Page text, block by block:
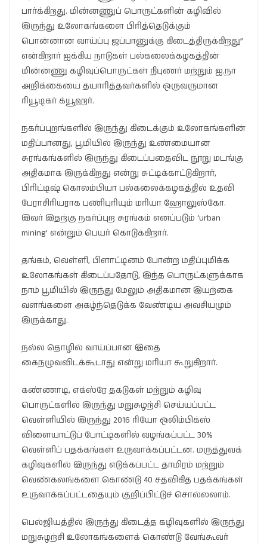
பார்க்கிறது. மின்னணுப் பொருட்களின் கழிவில்
இருந்து உலோகங்களை பிரித்தெடுக்கும்
பொன்னான வாய்ப்பு ஜப்பானுக்கு கிடைத்திருக்கிறது”
என்கிறார் ஐக்கிய நாடுகள் பல்கலைக்கழகத்தின்
மின்னணு கழிவுப்பொருட்கள் நிபுணர் மற்றும் ஐ.நா
அறிக்கையை தயாரித்தவர்களில் ஒருவருமான
ரியூடிகர் க்யூஹர்.
நகர்ப்புறங்களில் இருந்து கிடைக்கும் உலோகங்களின்
மதிப்பானது, பூமியில் இருந்து உண்மையான
சுரங்கங்களில் இருந்து கிடைப்பதைவிட நூறு மடங்கு
அதிகமாக இருக்கிறது என்று சுட்டிக்காட்டுகிறார்,
பிரிட்டிஷ் கொலம்பியா பல்கலைக்கழகத்தில் உதவி
பேராசிரியராக பணிபுரியும் மரியா ஹோலுஸ்கோ.
இவர் இதற்கு நகர்ப்புற சுரங்கம் எனப்படும் ‘urban
mining’ என்றும் பெயர் கொடுக்கிறார்.
தங்கம், வெள்ளி, பிளாட்டினம் போன்ற மதிப்புமிக்க
உலோகங்கள் கிடைப்பதோடு, இந்த பொருட்களுக்காக
நாம் பூமியில் இருந்து மேலும் அதிகமான இயற்கை
வளங்களை அகழ்ந்தெடுக்க வேண்டிய அவசியமும்
இருக்காது.
நல்ல தொழில் வாய்ப்பான இதை
கைநழுவவிடக்கூடாது என்று மரியா கூறுகிறார்.
கண்ணாடி, எக்ஸ்ரே தகடுகள் மற்றும் கழிவு
பொருட்களில் இருந்து மறுசுழற்சி செய்யப்பட்ட
வெள்ளியில் இருந்து 2016 ரியோ ஒலிம்பிக்ஸ்
விளையாட்டுப் போட்டிகளில் வழங்கப்பட்ட 30%
வெள்ளிப் பதக்கங்கள் உருவாக்கப்பட்டன. மருத்துவக்
கழிவுகளில் இருந்து எடுக்கப்பட்ட தாமிரம் மற்றும்
வெண்கலங்களை கொண்டு 40 சதவிகித பதக்கங்கள்
உருவாக்கப்பட்டதையும் குறிப்பிட்டுச் சொல்லலாம்.
பெல்ஜியத்தில் இருந்து கிடைத்த கழிவுகளில் இருந்து
மறுசுழற்சி உலோகங்களைக் கொண்டு வேங்கூவர்